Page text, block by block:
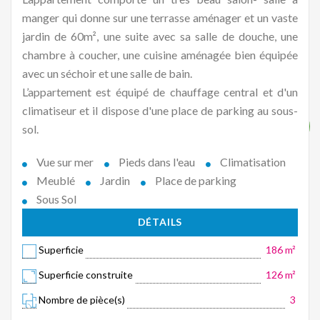
manger qui donne sur une terrasse aménager et un vaste
jardin de 60m², une suite avec sa salle de douche, une
chambre à coucher, une cuisine aménagée bien équipée
avec un séchoir et une salle de bain.
L’appartement est équipé de chauffage central et d'un
climatiseur et il dispose d'une place de parking au sous-
sol.
Vue sur mer Pieds dans l'eau
Climatisation
Meublé
Jardin
Place de parking
Sous Sol
DÉTAILS
Superficie 186 m²
Superficie construite 126 m²
Nombre de pièce(s) 3